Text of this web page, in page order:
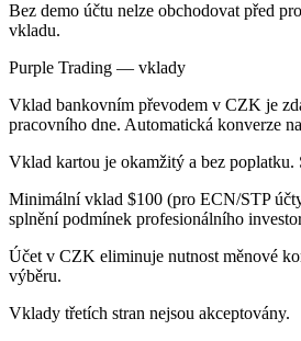
Bez demo účtu nelze obchodovat před
vkladu.
Purple Trading — vklady
Vklad bankovním převodem v CZK je
pracovního dne. Automatická konverze
Vklad kartou je okamžitý a bez
Minimální vklad $100 (pro ECN/STP
splnění podmínek profesionálního
Účet v CZK eliminuje nutnost měnové
výběru.
Vklady třetích stran nejsou akceptovány.